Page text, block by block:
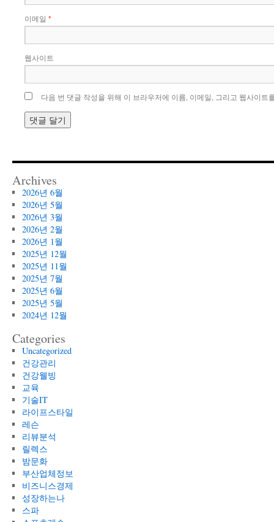
이메일 *
웹사이트
다음 번 댓글 작성을 위해 이 브라우저에 이름, 이메일, 그리고 웹사이트
Archives
2026년 6월
2026년 5월
2026년 3월
2026년 2월
2026년 1월
2025년 12월
2025년 11월
2025년 7월
2025년 6월
2025년 5월
2024년 12월
Categories
Uncategorized
건강관리
건강웰빙
교육
기술IT
라이프스타일
레슨
리뷰분석
릴렉스
밤문화
부산업체정보
비즈니스경제
성장하는나
스파